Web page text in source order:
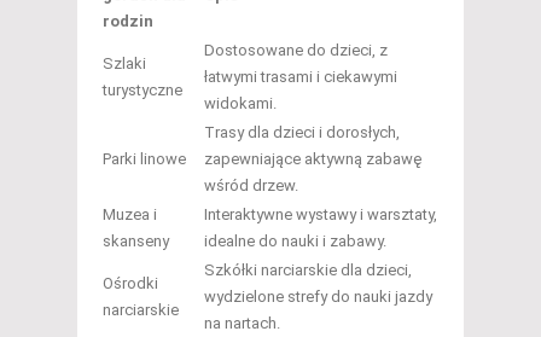
rodzin
Szlaki
turystyczne
Dostosowane do dzieci, z
łatwymi trasami i ciekawymi
widokami.
Parki linowe
Trasy dla dzieci i dorosłych,
zapewniające aktywną zabawę
wśród drzew.
Muzea i
skanseny
Interaktywne wystawy i warsztaty,
idealne do nauki i zabawy.
Ośrodki
narciarskie
Szkółki narciarskie dla dzieci,
wydzielone strefy do nauki jazdy
na nartach.